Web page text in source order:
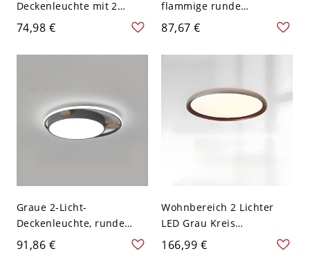
Deckenleuchte mit 2
Lampen, Grau, 110V-120V,
24 cm
74,98 €
flammige runde
Deckenleuchte mit hellem
Licht, Eisenkörper und
Acrylschirm,
87,67 €
Graue 2-Licht-
Deckenleuchte, runde
Legierung, PMMA-Schirm,
110V-120V
91,86 €
Wohnbereich 2 Lichter
LED Grau Kreis
Deckenleuchte,
Festverdrahtet, 110V-120V,
166,99 €